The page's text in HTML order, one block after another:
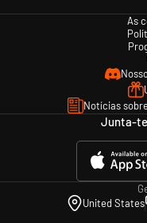
As
Notícias
Junta-te
United States